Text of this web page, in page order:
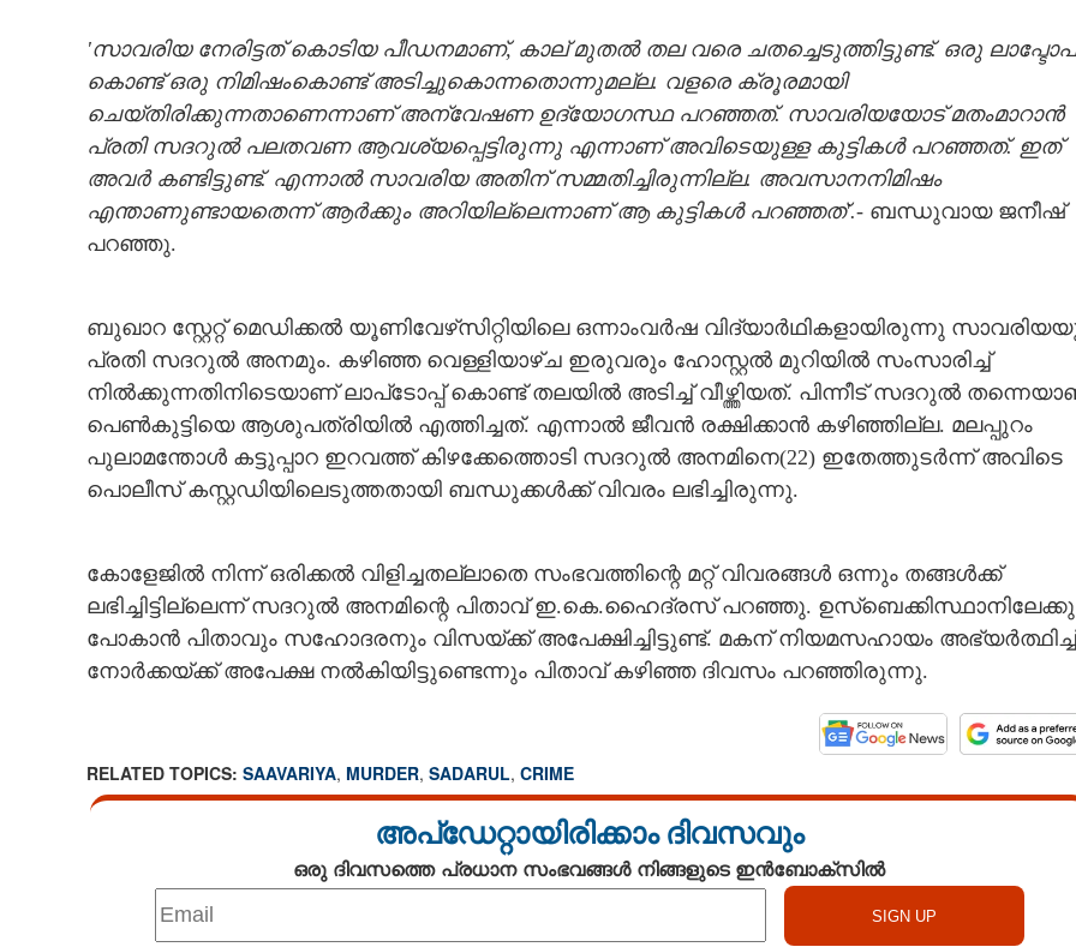
'സാവരിയ നേരിട്ടത് കൊടിയ പീഡനമാണ്, കാല് മുതല്‍ തല വരെ ചതച്ചെടുത്തിട്ടുണ്ട്. ഒരു ലാപ്ടോപ്
കൊണ്ട് ഒരു നിമിഷംകൊണ്ട് അടിച്ചുകൊന്നതൊന്നുമല്ല. വളരെ ക്രൂരമായി
ചെയ്തിരിക്കുന്നതാണെന്നാണ് അന്വേഷണ ഉദ്യോഗസ്ഥ പറഞ്ഞത്. സാവരിയയോട് മതംമാറാന്‍
പ്രതി സദറുല്‍ പലതവണ ആവശ്യപ്പെട്ടിരുന്നു എന്നാണ് അവിടെയുള്ള കുട്ടികള്‍ പറഞ്ഞത്. ഇത്
അവര്‍ കണ്ടിട്ടുണ്ട്. എന്നാല്‍ സാവരിയ അതിന് സമ്മതിച്ചിരുന്നില്ല. അവസാനനിമിഷം
എന്താണുണ്ടായതെന്ന് ആര്‍ക്കും അറിയില്ലെന്നാണ് ആ കുട്ടികള്‍ പറഞ്ഞത്'.- ബന്ധുവായ ജനീഷ്
പറഞ്ഞു.
ബുഖാറ സ്റ്റേറ്റ് മെഡിക്കല്‍ യൂണിവേഴ്‌സിറ്റിയിലെ ഒന്നാംവര്‍ഷ വിദ്യാര്‍ഥികളായിരുന്നു
പ്രതി സദറുല്‍ അനമും. കഴിഞ്ഞ വെള്ളിയാഴ്ച ഇരുവരും ഹോസ്റ്റല്‍ മുറിയില്‍ സംസാരിച്ച്
നില്‍ക്കുന്നതിനിടെയാണ് ലാപ്‌ടോപ്പ് കൊണ്ട് തലയില്‍ അടിച്ച് വീഴ്ത്തിയത്. പിന്നീട് സദറുല്‍
പെണ്‍കുട്ടിയെ ആശുപത്രിയില്‍ എത്തിച്ചത്. എന്നാല്‍ ജീവന്‍ രക്ഷിക്കാന്‍ കഴിഞ്ഞില്ല. മലപ്പുറം
പുലാമന്തോള്‍ കട്ടുപ്പാറ ഇറവത്ത് കിഴക്കേത്തൊടി സദറുല്‍ അനമിനെ(22) ഇതേത്തുടര്‍ന്ന് അവിടെ
പൊലീസ് കസ്റ്റഡിയിലെടുത്തതായി ബന്ധുക്കള്‍ക്ക് വിവരം ലഭിച്ചിരുന്നു.
കോളേജില്‍ നിന്ന് ഒരിക്കല്‍ വിളിച്ചതല്ലാതെ സംഭവത്തിന്റെ മറ്റ് വിവരങ്ങള്‍ ഒന്നും തങ്ങള്‍ക്ക്
ലഭിച്ചിട്ടില്ലെന്ന് സദറുല്‍ അനമിന്റെ പിതാവ് ഇ.കെ.ഹൈദ്രസ് പറഞ്ഞു. ഉസ്‌ബെക്കിസ്ഥാനിലേക്കു
പോകാന്‍ പിതാവും സഹോദരനും വിസയ്ക്ക് അപേക്ഷിച്ചിട്ടുണ്ട്. മകന് നിയമസഹായം അഭ്യര്‍ത്ഥിച്ച്
നോര്‍ക്കയ്ക്ക് അപേക്ഷ നല്‍കിയിട്ടുണ്ടെന്നും പിതാവ് കഴിഞ്ഞ ദിവസം പറഞ്ഞിരുന്നു.
RELATED TOPICS: SAAVARIYA, MURDER, SADARUL, CRIME
അപ്ഡേറ്റായിരിക്കാം ദിവസവും
ഒരു ദിവസത്തെ പ്രധാന സംഭവങ്ങൾ നിങ്ങളുടെ ഇൻബോക്സിൽ